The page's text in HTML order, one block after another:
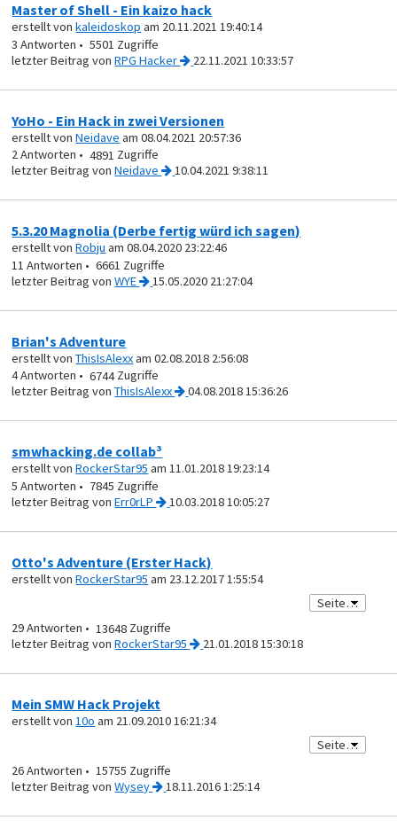
Master of Shell - Ein kaizo hack
erstellt vonkaleidoskop am 20.11.2021 19:40:14
3
5501
vonRPG Hacker 22.11.2021 10:33:57
YoHo - Ein Hack in zwei Versionen
erstellt vonNeidave am 08.04.2021 20:57:36
2
4891
vonNeidave 10.04.2021 9:38:11
5.3.20 Magnolia (Derbe fertig würd ich sagen)
erstellt vonRobju am 08.04.2020 23:22:46
11
6661
vonWYE 15.05.2020 21:27:04
Brian's Adventure
erstellt vonThisIsAlexxam 02.08.2018 2:56:08
4
6744
vonThisIsAlexx 04.08.2018 15:36:26
smwhacking.de collab³
erstellt vonRockerStar95 am 11.01.2018 19:23:14
5
7845
vonErr0rLP 10.03.2018 10:05:27
Otto's Adventure (Erster Hack)
erstellt vonRockerStar95 am 23.12.2017 1:55:54
29
13648
vonRockerStar95 21.01.2018 15:30:18
Mein SMW Hack Projekt
erstellt von10o am 21.09.2010 16:21:34
26
15755
vonWysey 18.11.2016 1:25:14